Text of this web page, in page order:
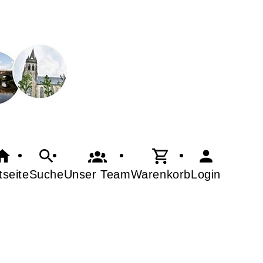
Suche WarenkorbLogin